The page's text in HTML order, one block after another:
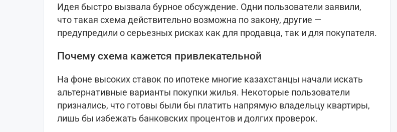
Идея быстро вызвала бурное обсуждение. Одни пользователи заявили,
что такая схема действительно возможна по закону, другие —
предупредили о серьезных рисках как для продавца, так и для покупателя.
Почему схема кажется привлекательной
На фоне высоких ставок по ипотеке многие казахстанцы начали искать
альтернативные варианты покупки жилья. Некоторые пользователи
признались, что готовы были бы платить напрямую владельцу квартиры,
лишь бы избежать банковских процентов и долгих проверок.